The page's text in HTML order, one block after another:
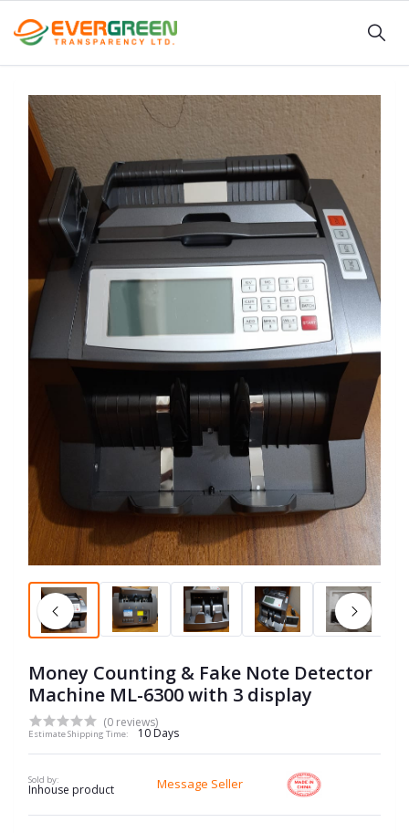
Money Counting & Fake Note Detector
Machine ML-6300 with 3 display
(0 reviews)
Estimate Shipping Time: 10 Days
Sold by:
Inhouse product Message Seller